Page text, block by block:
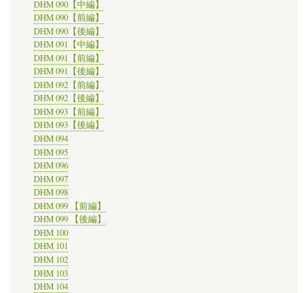
DHM 090【中編】
DHM 090【前編】
DHM 090【後編】
DHM 091【中編】
DHM 091【前編】
DHM 091【後編】
DHM 092【前編】
DHM 092【後編】
DHM 093【前編】
DHM 093【後編】
DHM 094
DHM 095
DHM 096
DHM 097
DHM 098
DHM 099 【前編】
DHM 099 【後編】
DHM 100
DHM 101
DHM 102
DHM 103
DHM 104